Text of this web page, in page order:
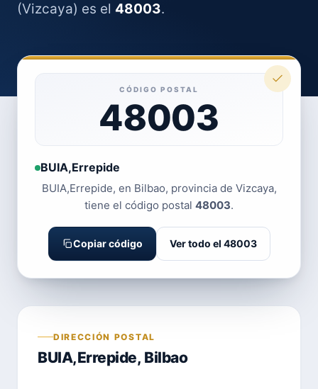
(Vizcaya) es el 48003.
CÓDIGO POSTAL
48003
BUIA,Errepide
BUIA,Errepide, en Bilbao, provincia de Vizcaya,
tiene el código postal 48003.
Copiar código Ver todo el 48003
DIRECCIÓN POSTAL
BUIA,Errepide, Bilbao